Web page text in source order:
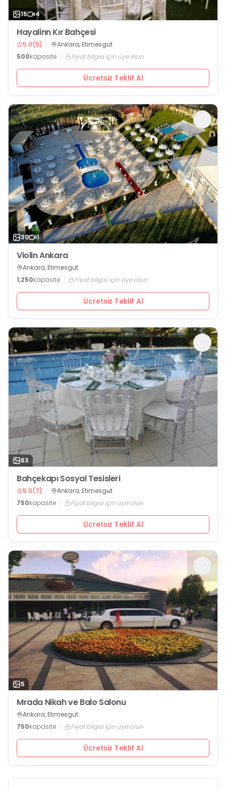
15 4
Hayalinn Kır Bahçesi
5.0(5)
Ankara, Etimesgut
500kapasite Fiyat bilgisi için üye olun
Ücretsiz Teklif Al
30 1
Violin Ankara
Ankara, Etimesgut
1,250kapasite Fiyat bilgisi için üye olun
Ücretsiz Teklif Al
63
Bahçekapı Sosyal Tesisleri
5.0(7)
Ankara, Etimesgut
750kapasite Fiyat bilgisi için üye olun
Ücretsiz Teklif Al
5
Mrada Nikah ve Balo Salonu
Ankara, Etimesgut
750kapasite Fiyat bilgisi için üye olun
Ücretsiz Teklif Al